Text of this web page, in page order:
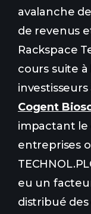
avalanche
de revenus
Rackspace
cours suite
Cogent
impactant le
entreprises
eu un
distribué